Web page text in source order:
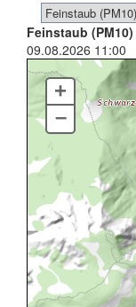
Feinstaub (PM10)
09.08.2026 11:00
+
–